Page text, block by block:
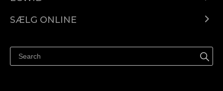
Pris
SÆLG ONLINE
Sælg på Facebook
Sælg på Instagram